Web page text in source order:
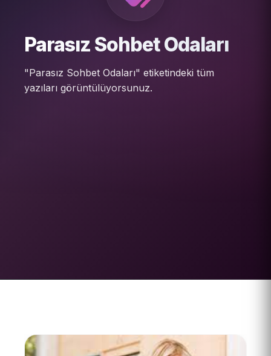
Parasız Sohbet Odaları
"Parasız Sohbet Odaları" etiketindeki tüm
yazıları görüntülüyorsunuz.